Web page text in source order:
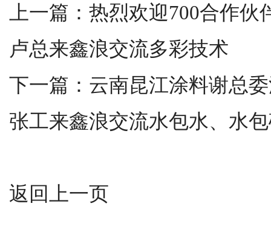
上一篇： 热烈欢迎700合作
卢总来鑫浪交流多彩技术
下一篇： 云南昆江涂料谢总
张工来鑫浪交流水包水、水
返回上一页